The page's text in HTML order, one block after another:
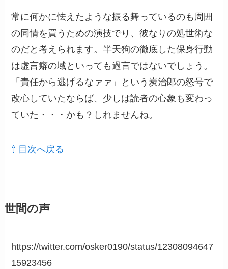
常に何かに怯えたような振る舞っているのも周囲
の同情を買うための演技でり、彼なりの処世術な
のだと考えられます。半天狗の徹底した保身行動
は虚言癖の域といっても過言ではないでしょう。
「責任から逃げるなァァ」という炭治郎の怒号で
改心していたならば、少しは読者の心象も変わっ
ていた・・・かも？しれませんね。
⇧ 目次へ戻る
世間の声
https://twitter.com/osker0190/status/12308094647
15923456